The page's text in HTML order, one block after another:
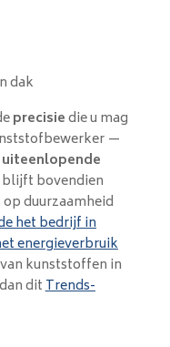
dak
precisiedie u mag
—
bovendien
duurzaamheid
het bedrijf in
energieverbruik
kunststoffen in
ditTrends-